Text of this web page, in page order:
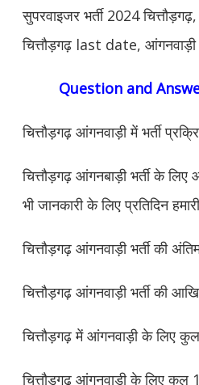
सुपरवाइजर भर्ती 2024
चित्तौड़गढ़ last date, आंगनवाड़ी
Question and
चित्तौड़गढ़ आंगनवाड़ी में भर्ती
चित्तौड़गढ़ आंगनबाड़ी भर्ती के
भी जानकारी के लिए प्रतिदिन
चित्तौड़गढ़ आंगनवाड़ी भर्ती की
चित्तौड़गढ़ आंगनवाड़ी भर्ती की
चित्तौड़गढ़ में आंगनवाड़ी के लिए
चित्तौड़गढ़ आंगनवाड़ी के लिए कुल